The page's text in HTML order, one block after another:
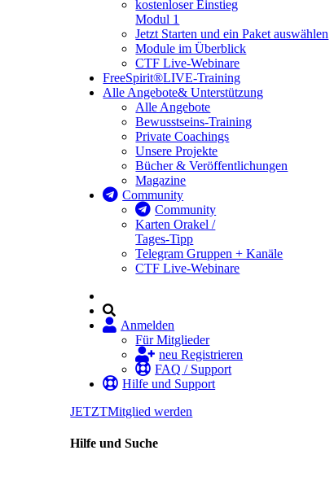
kostenloser Einstieg
Modul 1
Jetzt Starten und ein Paket auswählen
Module im Überblick
CTF Live-Webinare
FreeSpirit®LIVE-Training
Alle Angebote& Unterstützung
Alle Angebote
Bewusstseins-Training
Private Coachings
Unsere Projekte
Bücher & Veröffentlichungen
Magazine
Community
Community
Karten Orakel /
Tages-Tipp
Telegram Gruppen + Kanäle
CTF Live-Webinare
Anmelden
Für Mitglieder
neu Registrieren
FAQ / Support
Hilfe und Support
JETZTMitglied werden
Hilfe und Suche